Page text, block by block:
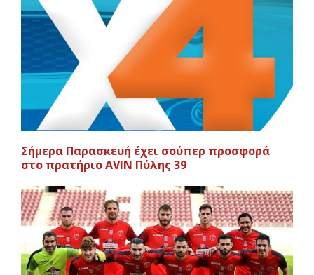
Σήμερα Παρασκευή έχει σούπερ προσφορά
στο πρατήριο AVIN Πύλης 39